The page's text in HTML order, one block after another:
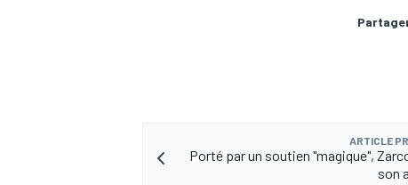
ARTICLE
Porté par un soutien "magique",
son